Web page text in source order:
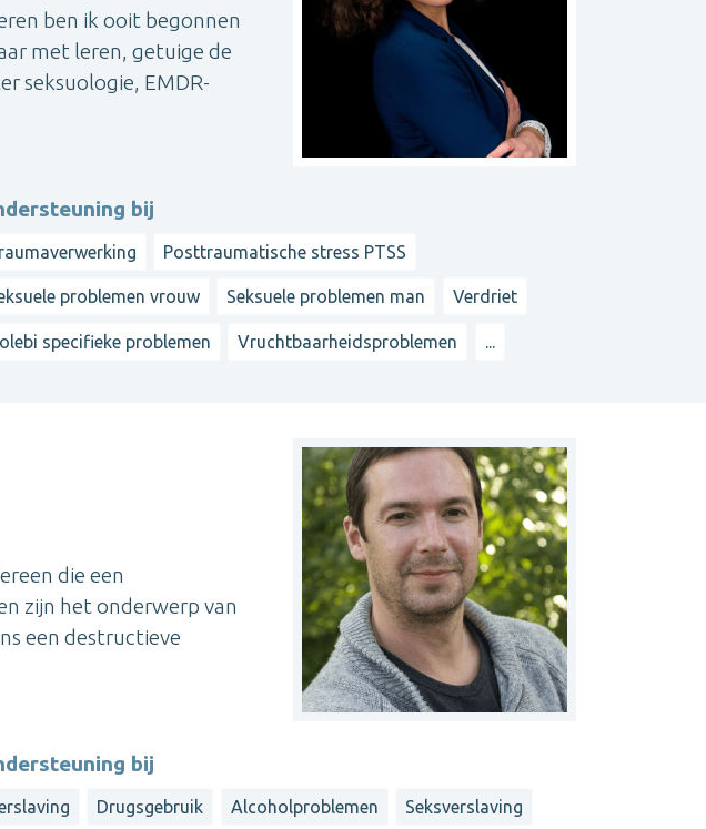
ben ik ooit begonnen
met leren, getuige de
seksuologie, EMDR-
bij
Posttraumatische stress PTSS
problemen vrouw Seksuele problemen man Verdriet
specifieke problemen Vruchtbaarheidsproblemen ...
die een
zijn het onderwerp van
een destructieve
bij
Drugsgebruik Alcoholproblemen Seksverslaving